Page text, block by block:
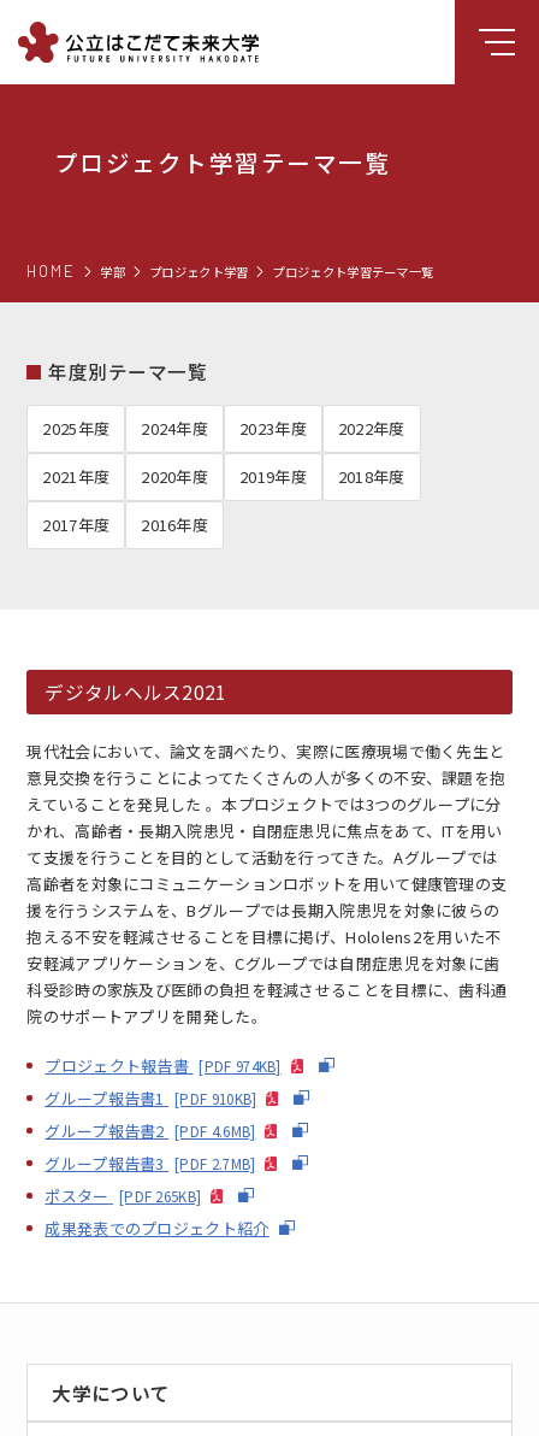
コンセプト動画
学部
就職支援
組織・センター
図書館
受験生向け情報
EN アクセス お問合せ
プロジェクト学習テーマ一覧
HOME 学部 プロジェクト学習 プロジェクト学習テーマ一覧
年度別テーマ一覧
2025年度 2024年度 2023年度 2022年度
2021年度 2020年度 2019年度 2018年度
2017年度 2016年度
デジタルヘルス2021
現代社会において、論文を調べたり、実際に医療現場で働く先生と
意見交換を行うことによってたくさんの人が多くの不安、課題を抱
えていることを発見した 。本プロジェクトでは3つのグループに分
かれ、高齢者・長期入院患児・自閉症患児に焦点をあて、ITを用い
て支援を行うことを目的として活動を行ってきた。Aグループでは
高齢者を対象にコミュニケーションロボットを用いて健康管理の支
援を行うシステムを、Bグループでは長期入院患児を対象に彼らの
抱える不安を軽減させることを目標に掲げ、Hololens2を用いた不
安軽減アプリケーションを、Cグループでは自閉症患児を対象に歯
科受診時の家族及び医師の負担を軽減させることを目標に、歯科通
院のサポートアプリを開発した。
プロジェクト報告書 [PDF 974KB]
グループ報告書1 [PDF 910KB]
グループ報告書2 [PDF 4.6MB]
グループ報告書3 [PDF 2.7MB]
ポスター [PDF 265KB]
成果発表でのプロジェクト紹介
大学について